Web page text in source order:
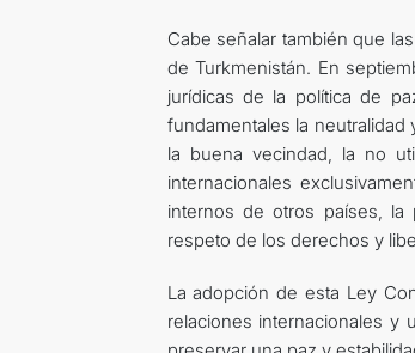
Cabe señalar también que
de Turkmenistán. En
jurídicas de la política de
fundamentales la
la buena vecindad, la no
internacionales
internos de otros países, la
respeto de los derechos y
La adopción de esta Ley
relaciones internacionales y